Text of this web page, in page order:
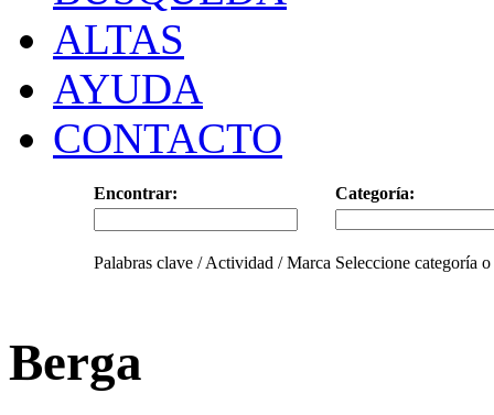
ALTAS
AYUDA
CONTACTO
Encontrar: Categoría:
Palabras clave / Actividad / Marca Seleccione categoría
Berga